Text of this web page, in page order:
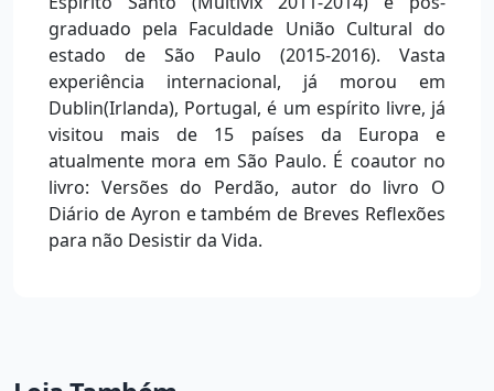
graduado pela Faculdade União Cultural do
estado de São Paulo (2015-2016). Vasta
experiência internacional, já morou em
Dublin(Irlanda), Portugal, é um espírito livre, já
visitou mais de 15 países da Europa e
atualmente mora em São Paulo. É coautor no
livro: Versões do Perdão, autor do livro O
Diário de Ayron e também de Breves Reflexões
para não Desistir da Vida.